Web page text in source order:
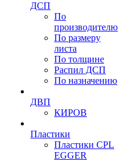
ДСП
По
производителю
По размеру
листа
По толщине
Распил ДСП
По назначению
ДВП
КИРОВ
Пластики
Пластики CPL
EGGER